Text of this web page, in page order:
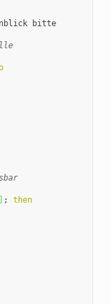
bitte
; then